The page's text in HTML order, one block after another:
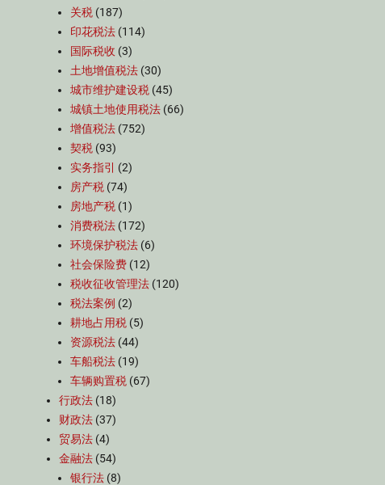
关税 (187)
印花税法 (114)
国际税收 (3)
土地增值税法 (30)
城市维护建设税 (45)
城镇土地使用税法 (66)
增值税法 (752)
契税 (93)
实务指引
(2)
房产税 (74)
房地产税 (1)
消费税法 (172)
环境保护税法 (6)
社会保险费 (12)
税收征收管理法 (120)
税法案例 (2)
耕地占用税 (5)
资源税法 (44)
车船税法 (19)
车辆购置税 (67)
行政法 (18)
财政法 (37)
贸易法 (4)
金融法 (54)
银行法 (8)